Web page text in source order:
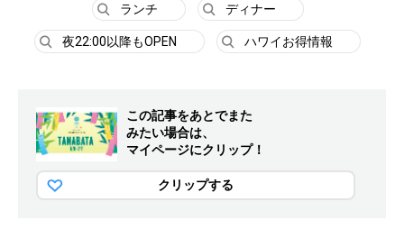
ランチ ディナー
夜22:00以降もOPEN ハワイお得情報
この記事をあとでまた
みたい場合は、
マイページにクリップ！
クリップする